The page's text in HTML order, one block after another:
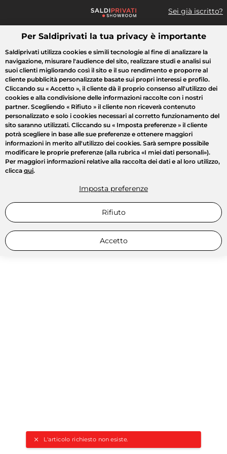
Sei già iscritto?
Cosa cerchi?
L'articolo richiesto non esiste.
Tutte le vendite Moda Casa Bellezza Elettrodomestici
Per Saldiprivati la tua privacy è importante
Saldiprivati utilizza cookies e simili tecnologie al fine di analizzare la
navigazione, misurare l'audience del sito, realizzare studi e analisi sui
suoi clienti migliorando così il sito e il suo rendimento e proporre al
cliente pubblicità personalizzate basate sui propri interessi e profilo.
Cliccando su « Accetto », il cliente dà il proprio consenso all'utilizzo dei
cookies e alla condivisione delle informazioni raccolte con i nostri
partner. Scegliendo « Rifiuto » il cliente non riceverà contenuto
personalizzato e solo i cookies necessari al corretto funzionamento del
sito saranno utilizzati. Cliccando su « Imposta preferenze » il cliente
potrà scegliere in base alle sue preferenze e ottenere maggiori
informazioni in merito all'utilizzo dei cookies. Sarà sempre possibile
modificare le proprie preferenze (alla rubrica «I miei dati personali»).
Per maggiori informazioni relative alla raccolta dei dati e al loro utilizzo,
clicca qui.
Imposta preferenze
Rifiuto
Accetto